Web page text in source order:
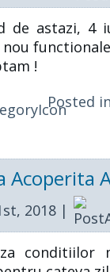
de astazi, 4
!
Posted
Acoperita
2018 |
conditiilor